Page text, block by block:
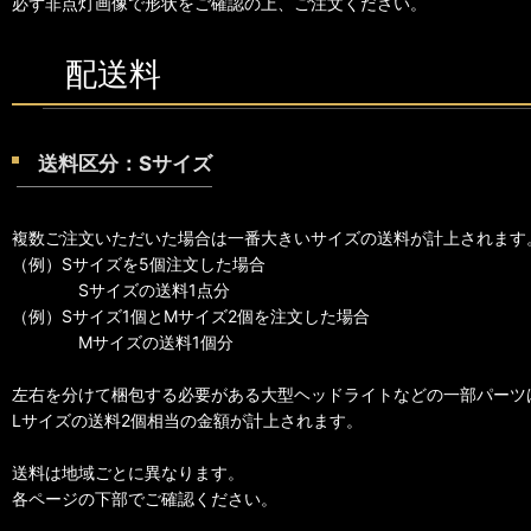
配送料
送料区分：Sサイズ
複数ご注文いただいた場合は一番大きいサイズの送料が計上されます
（例）Sサイズを5個注文した場合
Sサイズの送料1点分
（例）Sサイズ1個とMサイズ2個を注文した場合
Mサイズの送料1個分
左右を分けて梱包する必要がある大型ヘッドライトなどの一部パーツ
Lサイズの送料2個相当の金額が計上されます。
送料は地域ごとに異なります。
各ページの下部でご確認ください。